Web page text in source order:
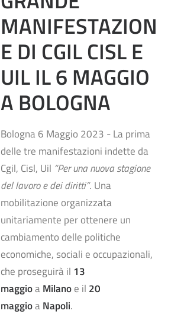
MANIFESTAZION
E DI CGIL CISL E
UIL IL 6 MAGGIO
A BOLOGNA
Bologna 6 Maggio 2023 - La prima
delle tre manifestazioni indette da
Cgil, Cisl, Uil “Per una nuova stagione
del lavoro e dei diritti”. Una
mobilitazione organizzata
unitariamente per ottenere un
cambiamento delle politiche
economiche, sociali e occupazionali,
che proseguirà il 13
maggioa Milanoe il 20
maggioa Napoli.